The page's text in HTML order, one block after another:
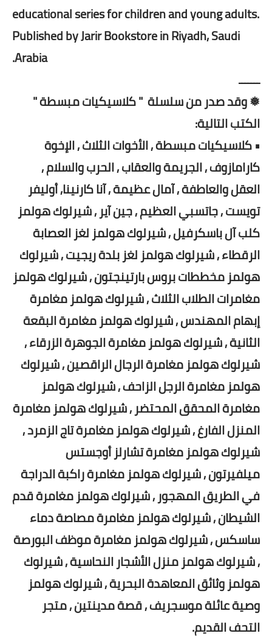
educational series for children and young adults.
Published by Jarir Bookstore in Riyadh, Saudi
Arabia.
ـــــــ
❅ وقد صدر من سلسلة " كلاسيكيات مبسطة "
الكتب التالية:
• كلاسيكيات مبسطة , الأخوات الثلاث , الإخوة
كارامازوف , الجريمة والعقاب , الحرب والسلام ,
العقل والعاطفة , آمال عظيمة , آنا كارنينا, أوليفر
تويست , جاتسبي العظيم , جين آير , شيرلوك هولمز
كلب آل باسكرفيل , شيرلوك هولمز لغز العصابة
الرقطاء , شيرلوك هولمز لغز بلدة ريجيت , شيرلوك
هولمز مخططات بروس بارتينجتون , شيرلوك هولمز
مغامرات الطلاب الثلاث , شيرلوك هولمز مغامرة
إبهام المهندس , شيرلوك هولمز مغامرة البقعة
الثانية , شيرلوك هولمز مغامرة الجوهرة الزرقاء ,
شيرلوك هولمز مغامرة الرجال الراقصين , شيرلوك
هولمز مغامرة الرجل الزاحف , شيرلوك هولمز
مغامرة المحقق المحتضر , شيرلوك هولمز مغامرة
المنزل الفارغ , شيرلوك هولمز مغامرة تاج الزمرد ,
شيرلوك هولمز مغامرة تشارلز أوجستس
ميلفيرتون , شيرلوك هولمز مغامرة راكبة الدراجة
في الطريق المهجور , شيرلوك هولمز مغامرة قدم
الشيطان , شيرلوك هولمز مغامرة مصاصة دماء
ساسكس , شيرلوك هولمز مغامرة موظف البورصة
, شيرلوك هولمز منزل الأشجار النحاسية , شيرلوك
هولمز وثائق المعاهدة البحرية , شيرلوك هولمز
وصية عائلة موسجريف , قصة مدينتين , متجر
التحف القديم.